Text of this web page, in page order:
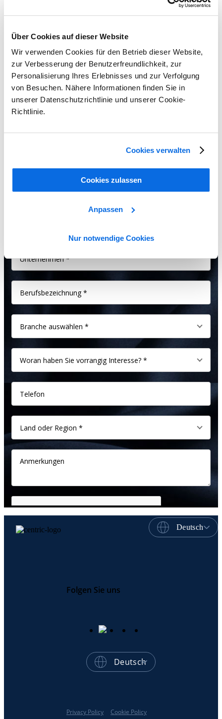
Über Cookies auf dieser Website
Wir verwenden Cookies für den Betrieb dieser Website,
zur Verbesserung der Benutzerfreundlichkeit, zur
Personalisierung Ihres Erlebnisses und zur Verfolgung
von Besuchen. Nähere Informationen finden Sie in
unserer Datenschutzrichtlinie und unserer Cookie-
Richtlinie.
Cookies verwalten
Cookies zulassen
Anpassen
Nur notwendige Cookies
Show Me All Learning Tools
Seeing is believing!
your company won’t reap the benefits. Give us 60 minutes and
you’ll see why Centric comprehensive, out-of the box system is the
Deutsch
Folgen Sie uns
Deutsch
Privacy Policy Cookie Policy